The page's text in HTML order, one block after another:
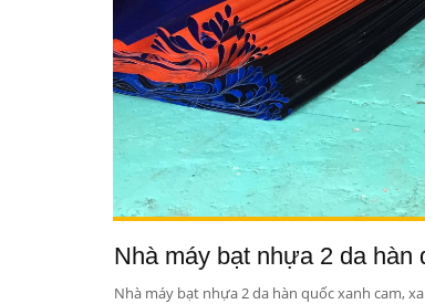
Nhà máy bạt nhựa 2 da hàn
Nhà máy bạt nhựa 2 da hàn quốc xanh cam,